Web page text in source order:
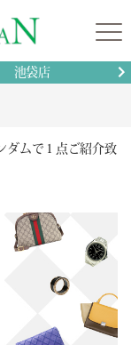
池袋店
ダムで１点ご紹介致